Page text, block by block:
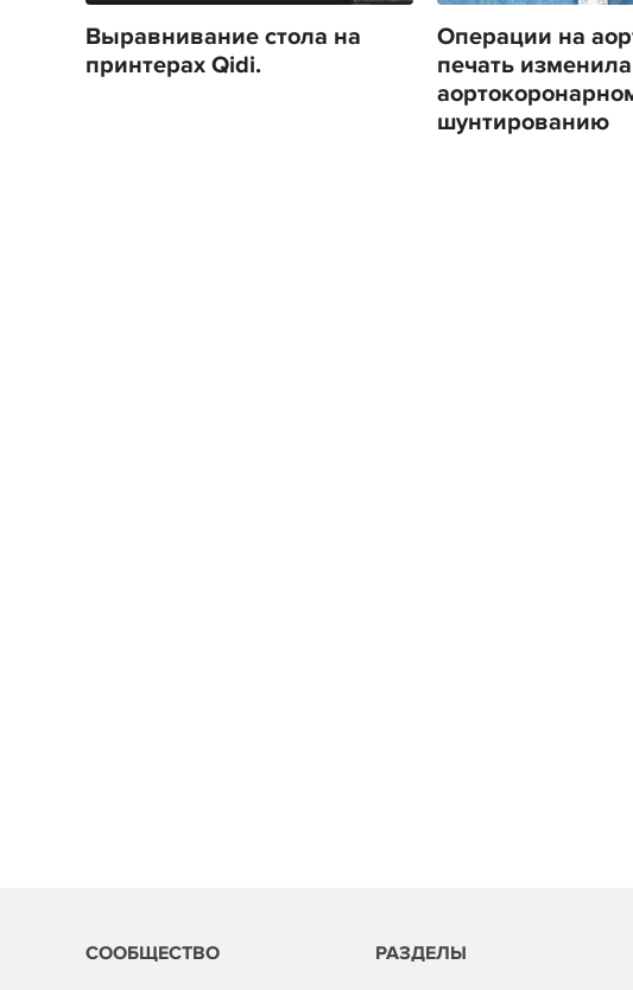
Выравнивание стола на
принтерах Qidi.
Операции на
печать
шунтированию
СООБЩЕСТВО РАЗДЕЛЫ